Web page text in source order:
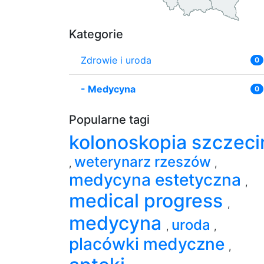
Kategorie
Zdrowie i uroda 0
- Medycyna 0
Popularne tagi
kolonoskopia
, weterynarz rzeszów ,
medycyna estetyczna ,
medical progress ,
medycyna , uroda ,
placówki medyczne ,